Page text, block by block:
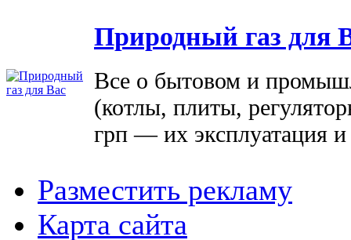
Природный газ для
Все о бытовом и
(котлы, плиты,
грп — их эксплуатация
Разместить рекламу
Карта сайта